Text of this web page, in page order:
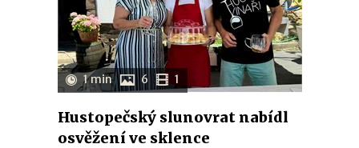
1 min 6 1
Hustopečský slunovrat nabídl
osvěžení ve sklence